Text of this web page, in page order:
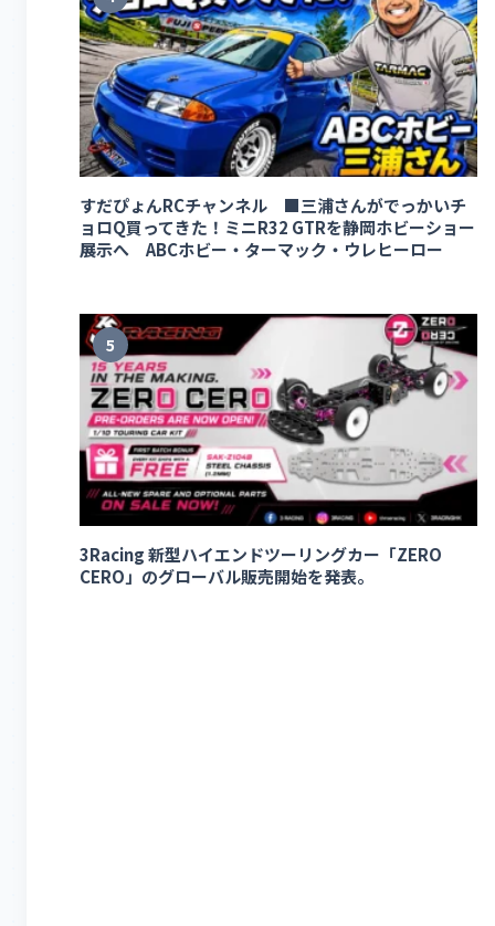
すだぴょんRCチャンネル ■三浦さんがでっかいチ
ョロQ買ってきた！ミニR32 GTRを静岡ホビーショー
展示へ ABCホビー・ターマック・ウレヒーロー
5
3Racing 新型ハイエンドツーリングカー「ZERO
CERO」のグローバル販売開始を発表。